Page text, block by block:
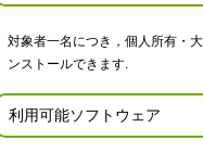
対象者一名につき，個人所有・
ンストールできます.
利用可能ソフトウェア